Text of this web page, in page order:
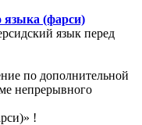
языка (фарси)
язык перед
по дополнительной
непрерывного
!